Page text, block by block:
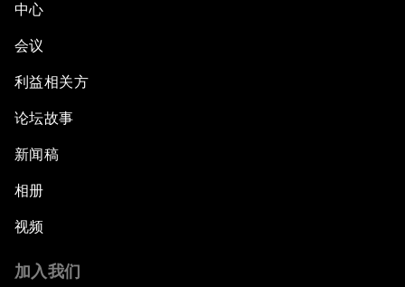
中心
会议
利益相关方
论坛故事
新闻稿
相册
视频
加入我们